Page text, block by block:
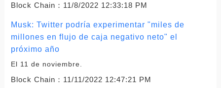
Block Chain： 11/8/2022 12:33:18 PM
Musk: Twitter podría experimentar "miles de
millones en flujo de caja negativo neto" el
próximo año
El 11 de noviembre.
Block Chain： 11/11/2022 12:47:21 PM